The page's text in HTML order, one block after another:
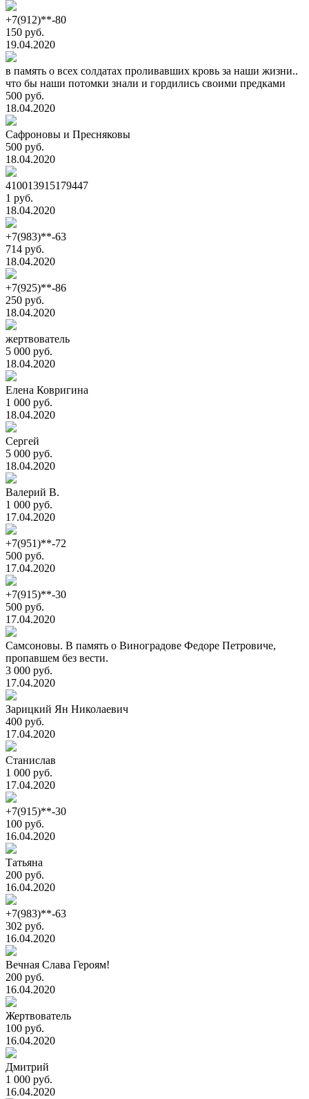
+7(912)**-80
150 руб.
19.04.2020
в память о всех солдатах проливавших кровь за наши жизни..
что бы наши потомки знали и гордились своими предками
500 руб.
18.04.2020
Сафроновы и Пресняковы
500 руб.
18.04.2020
410013915179447
1 руб.
18.04.2020
+7(983)**-63
714 руб.
18.04.2020
+7(925)**-86
250 руб.
18.04.2020
жертвователь
5 000 руб.
18.04.2020
Елена Ковригина
1 000 руб.
18.04.2020
Сергей
5 000 руб.
18.04.2020
Валерий В.
1 000 руб.
17.04.2020
+7(951)**-72
500 руб.
17.04.2020
+7(915)**-30
500 руб.
17.04.2020
Самсоновы. В память о Виноградове Федоре Петровиче,
пропавшем без вести.
3 000 руб.
17.04.2020
Зарицкий Ян Николаевич
400 руб.
17.04.2020
Станислав
1 000 руб.
17.04.2020
+7(915)**-30
100 руб.
16.04.2020
Татьяна
200 руб.
16.04.2020
+7(983)**-63
302 руб.
16.04.2020
Вечная Слава Героям!
200 руб.
16.04.2020
Жертвователь
100 руб.
16.04.2020
Дмитрий
1 000 руб.
16.04.2020